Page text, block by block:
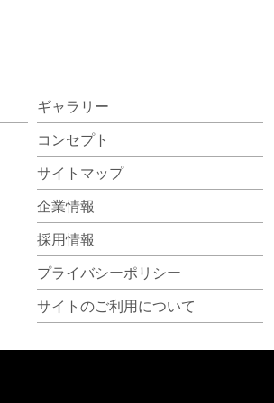
ギャラリー
コンセプト
サイトマップ
企業情報
採用情報
プライバシーポリシー
サイトのご利用について